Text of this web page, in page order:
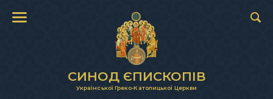
СИНОД ЄПИСКОПІВ
Української Греко-Католицької Церкви